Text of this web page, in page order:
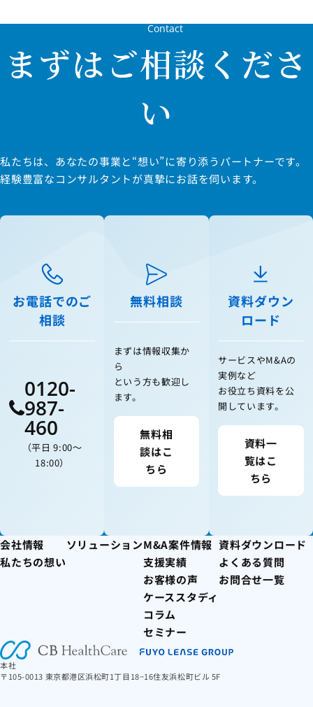
Contact
まずはご相談くださ
い
私たちは、あなたの事業と“想い”に寄り添うパートナーです。
経験豊富なコンサルタントが真摯にお話を伺います。
お電話でのご
相談
0120-
987-
460
（平日 9:00〜
18:00）
無料相談
まずは情報収集か
ら
という方も歓迎し
ます。
無料相
談はこ
ちら
資料ダウン
ロード
サービスやM&Aの
実例など
お役立ち資料を公
開しています。
資料一
覧はこ
ちら
会社情報
私たちの想い
ソリューションM&A案件情報
支援実績
お客様の声
ケーススタディ
コラム
セミナー
資料ダウンロード
よくある質問
お問合せ一覧
本社
〒105-0013 東京都港区浜松町1丁目18−16住友浜松町ビル 5F